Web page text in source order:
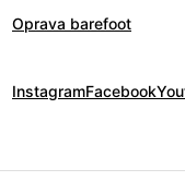
Oprava barefoot
InstagramFacebook